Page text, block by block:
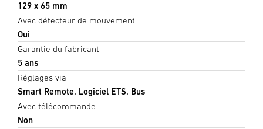
129 x 65 mm
Avec détecteur de mouvement
Oui
Garantie du fabricant
5 ans
Réglages via
Smart Remote, Logiciel ETS, Bus
Avec télécommande
Non